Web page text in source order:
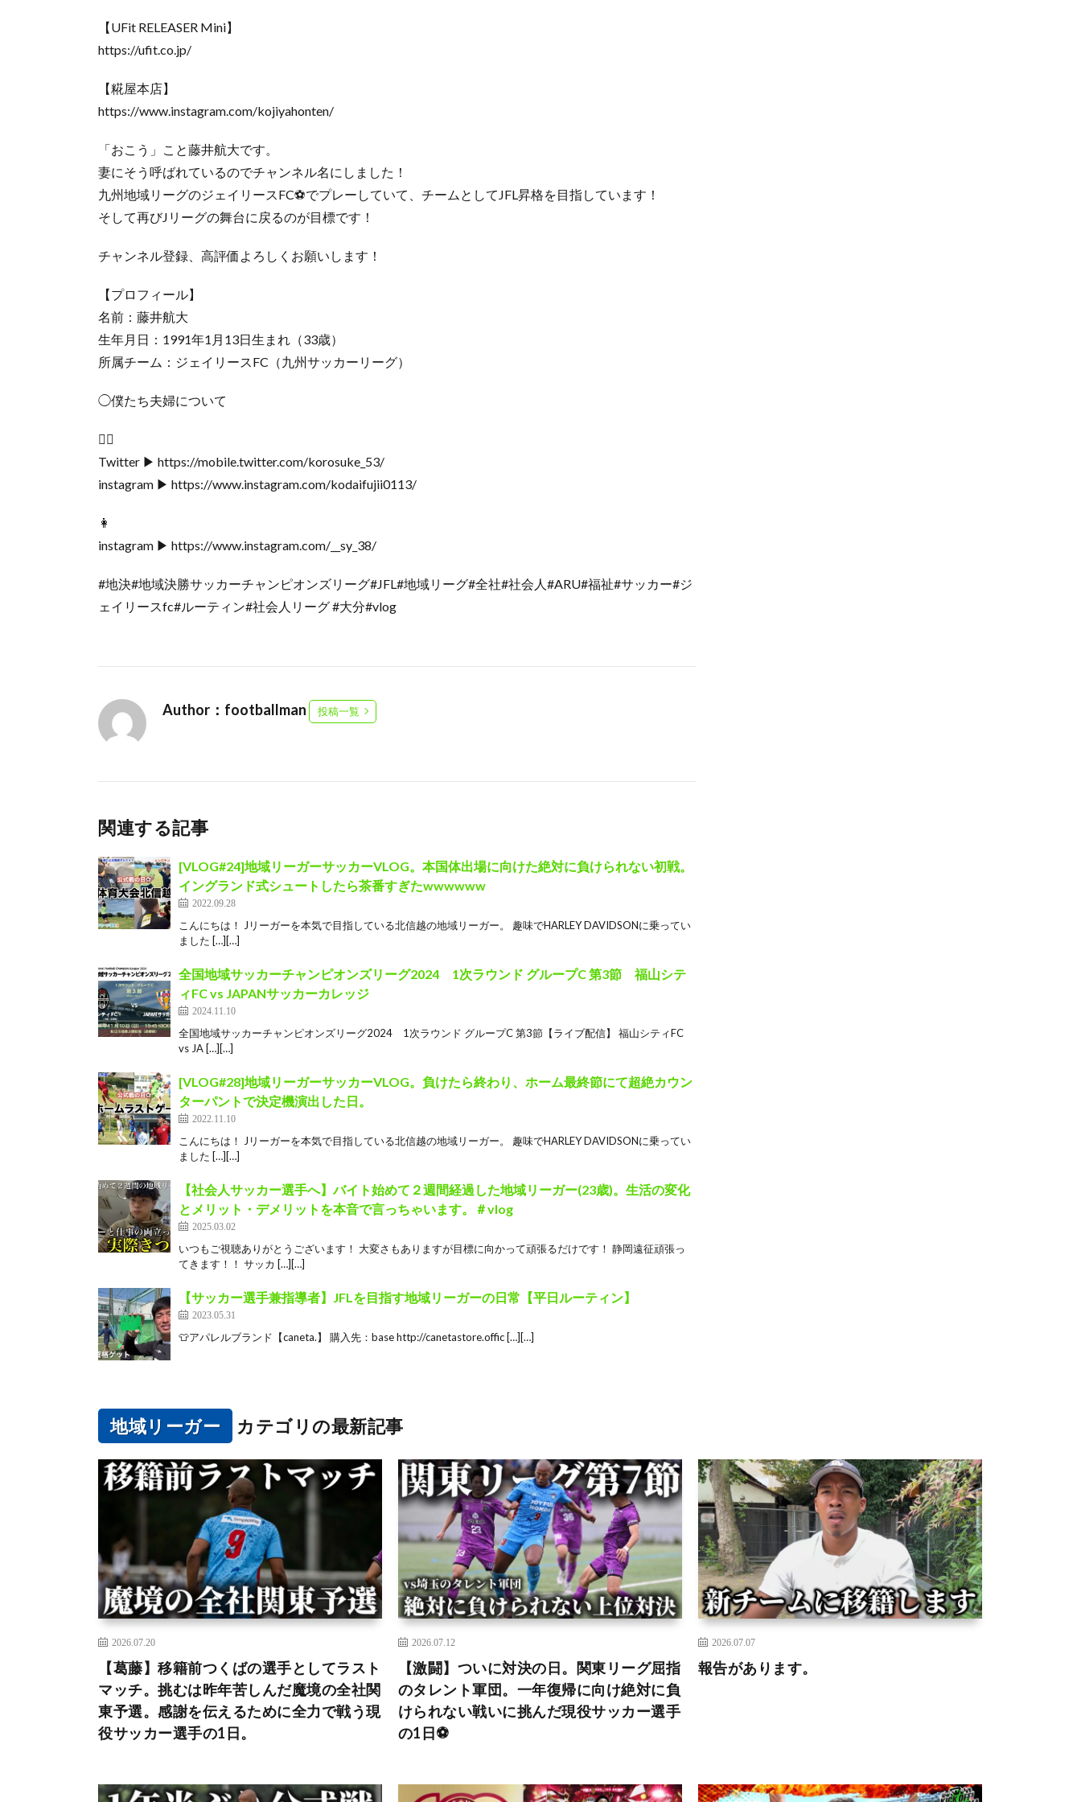
【UFit RELEASER Mini】
https://ufit.co.jp/
【糀屋本店】
https://www.instagram.com/kojiyahonten/
「おこう」こと藤井航大です。
妻にそう呼ばれているのでチャンネル名にしました！
九州地域リーグのジェイリースFC⚽️でプレーしていて、チームとしてJFL昇格を目指しています！
そして再びJリーグの舞台に戻るのが目標です！
チャンネル登録、高評価よろしくお願いします！
【プロフィール】
名前：藤井航大
生年月日：1991年1月13日生まれ（33歳）
所属チーム：ジェイリースFC（九州サッカーリーグ）
◯僕たち夫婦について
🧔‍♂️
Twitter ▶︎ https://mobile.twitter.com/korosuke_53/
instagram ▶︎ https://www.instagram.com/kodaifujii0113/
👩
instagram ▶︎ https://www.instagram.com/__sy_38/
#地決#地域決勝サッカーチャンピオンズリーグ#JFL#地域リーグ#全社#社会人#ARU#福祉#サッカー#ジ
ェイリースfc#ルーティン#社会人リーグ #大分#vlog
Author：footballman 投稿一覧
関連する記事
[VLOG#24]地域リーガーサッカーVLOG。本国体出場に向けた絶対に負けられない初戦。
イングランド式シュートしたら茶番すぎたwwwwww
2022.09.28
こんにちは！ Jリーガーを本気で目指している北信越の地域リーガー。 趣味でHARLEY DAVIDSONに乗ってい
ました […][…]
全国地域サッカーチャンピオンズリーグ2024 1次ラウンド グループC 第3節 福山シテ
ィFC vs JAPANサッカーカレッジ
2024.11.10
全国地域サッカーチャンピオンズリーグ2024 1次ラウンド グループC 第3節【ライブ配信】 福山シティFC
vs JA […][…]
[VLOG#28]地域リーガーサッカーVLOG。負けたら終わり、ホーム最終節にて超絶カウン
ターパントで決定機演出した日。
2022.11.10
こんにちは！ Jリーガーを本気で目指している北信越の地域リーガー。 趣味でHARLEY DAVIDSONに乗ってい
ました […][…]
【社会人サッカー選手へ】バイト始めて２週間経過した地域リーガー(23歳)。生活の変化
とメリット・デメリットを本音で言っちゃいます。＃vlog
2025.03.02
いつもご視聴ありがとうございます！ 大変さもありますが目標に向かって頑張るだけです！ 静岡遠征頑張っ
てきます！！ サッカ […][…]
【サッカー選手兼指導者】JFLを目指す地域リーガーの日常【平日ルーティン】
2023.05.31
👕アパレルブランド【caneta.】 購入先：base http://canetastore.offic […][…]
地域リーガー カテゴリの最新記事
2026.07.20
【葛藤】移籍前つくばの選手としてラスト
マッチ。挑むは昨年苦しんだ魔境の全社関
東予選。感謝を伝えるために全力で戦う現
役サッカー選手の1日。
2026.07.12
【激闘】ついに対決の日。関東リーグ屈指
のタレント軍団。一年復帰に向け絶対に負
けられない戦いに挑んだ現役サッカー選手
の1日⚽️
2026.07.07
報告があります。